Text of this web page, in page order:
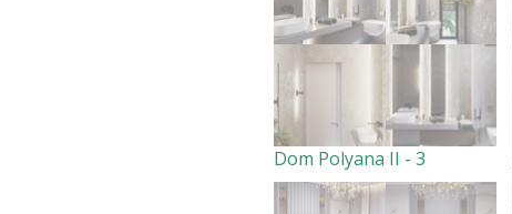
Dom Polyana II - 3